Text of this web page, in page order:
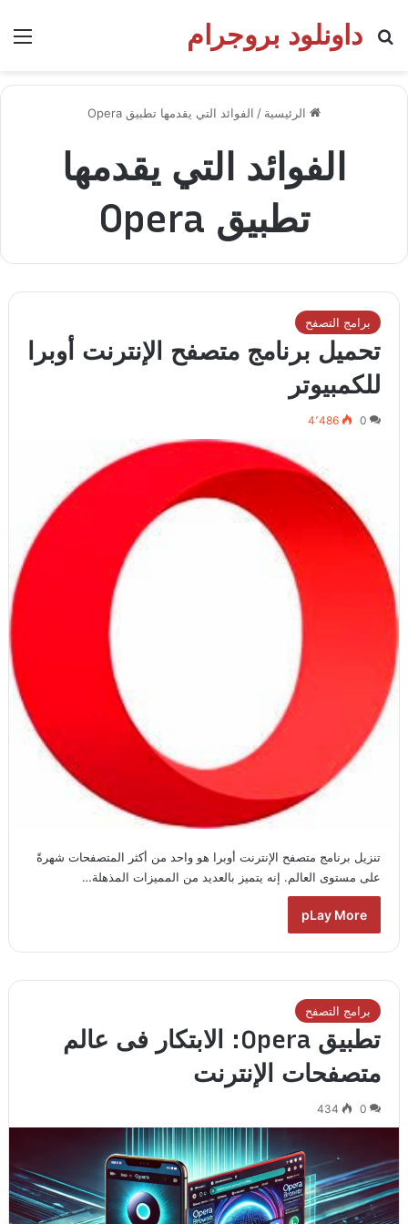
داونلود بروجرام
بحث عن
الرئيسية / الفوائد التي يقدمها تطبيق Opera
الفوائد التي يقدمها
تطبيق Opera
برامج التصفح
تحميل برنامج متصفح الإنترنت أوبرا
للكمبيوتر
0 4٬486
تنزيل برنامج متصفح الإنترنت أوبرا هو واحد من أكثر المتصفحات شهرةً
على مستوى العالم. إنه يتميز بالعديد من المميزات المذهلة…
pLay More
برامج التصفح
تطبيق Opera: الابتكار فى عالم
متصفحات الإنترنت
0
434